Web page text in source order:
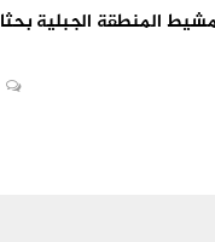
المنطقة الجبلية بحثا